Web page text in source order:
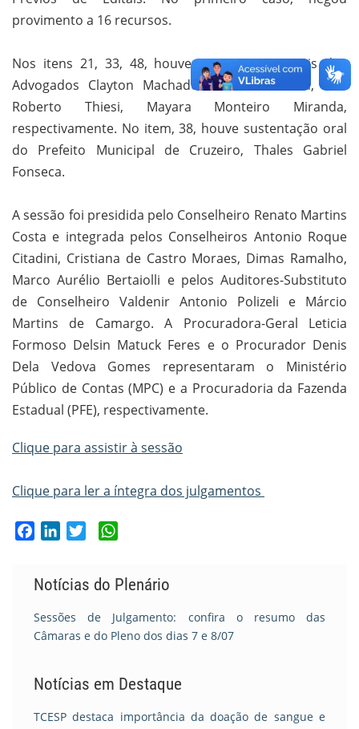
provimento a 16 recursos.
Nos itens 21, 33, 48, houve sustentações orais dos
Advogados Clayton Machado Valério da Silva, Luis
Roberto Thiesi, Mayara Monteiro Miranda,
respectivamente. No item, 38, houve sustentação oral
do Prefeito Municipal de Cruzeiro, Thales Gabriel
Fonseca.
A sessão foi presidida pelo Conselheiro Renato Martins
Costa e integrada pelos Conselheiros Antonio Roque
Citadini, Cristiana de Castro Moraes, Dimas Ramalho,
Marco Aurélio Bertaiolli e pelos Auditores-Substituto
de Conselheiro Valdenir Antonio Polizeli e Márcio
Martins de Camargo. A Procuradora-Geral Leticia
Formoso Delsin Matuck Feres e o Procurador Denis
Dela Vedova Gomes representaram o Ministério
Público de Contas (MPC) e a Procuradoria da Fazenda
Estadual (PFE), respectivamente.
Clique para assistir à sessão
Clique para ler a íntegra dos julgamentos
FacebookLinkedIn
Twitter
Notícias do Plenário
Sessões de Julgamento: confira o resumo das
Câmaras e do Pleno dos dias 7 e 8/07
Notícias em Destaque
TCESP destaca importância da doação de sangue e